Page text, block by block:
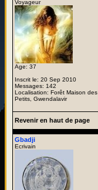
Voyageur
Age: 37
Inscrit le: 20 Sep 2010
Messages: 142
Localisation: Forêt Maison des
Petits, Gwendalavir
Revenir en haut de page
Gbadji
Ecrivain